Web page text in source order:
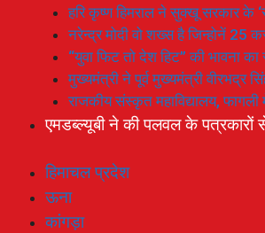
हरि कृष्ण हिमराल ने सुक्खू सरकार के
नरेन्द्र मोदी वो शख्स है जिन्होनें 25
“युवा फिट तो देश हिट” की भावना
मुख्यमंत्री ने पूर्व मुख्यमंत्री वीरभद्र
राजकीय संस्कृत महाविद्यालय, फागली
एमडब्ल्यूबी ने की पलवल के पत्रकारों
हिमाचल प्रदेश
ऊना
कांगड़ा